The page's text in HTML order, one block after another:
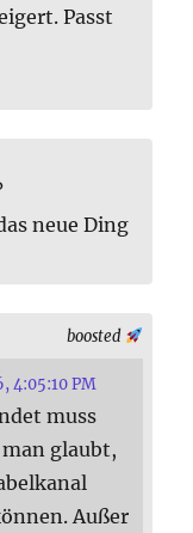
Passt
neue Ding
boosted
4:05:10 PM
muss
glaubt,
Außer